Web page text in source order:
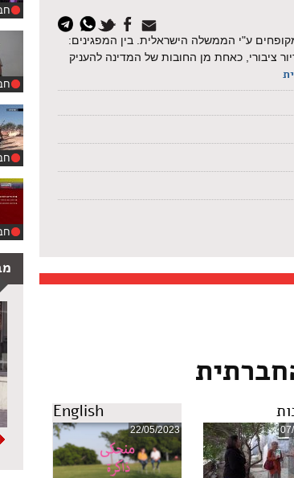
ע"י הממשלה הישראלית. בין המפגינים:
ציבורי, כאחת מן החובות של המדינה להעניק
English
22/05/2023